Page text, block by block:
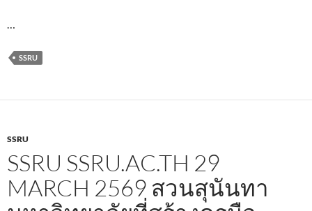
SSRU
SSRU
SSRU SSRU.AC.TH 29
MARCH 2569 สวนสุนันทา